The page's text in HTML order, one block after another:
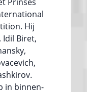
Hij
Idil Biret,
in binnen-